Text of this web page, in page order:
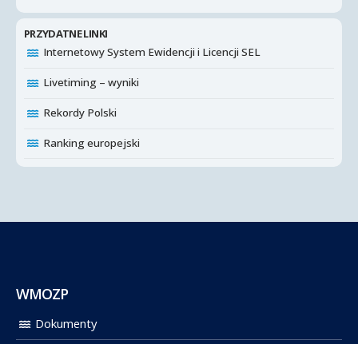
PRZYDATNE LINKI
Internetowy System Ewidencji i Licencji SEL
Livetiming – wyniki
Rekordy Polski
Ranking europejski
WMOZP
Dokumenty